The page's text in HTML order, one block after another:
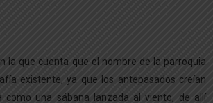
la que cuenta que el nombre de la parroquia
existente, ya que los antepasados creían
como una sábana lanzada al viento, de allí